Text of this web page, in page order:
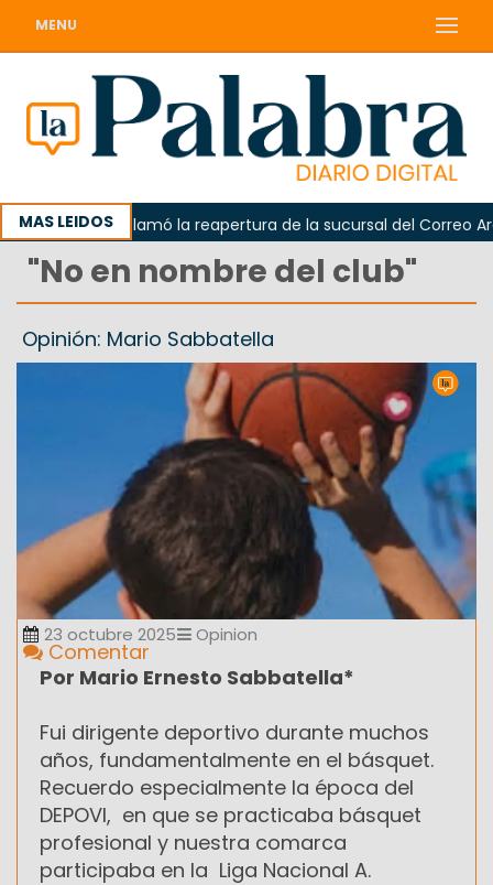
MENU
MAS LEIDOS
Odarda reclamó la reapertura de la sucursal del Correo
"No en nombre del club"
Opinión: Mario Sabbatella
23 octubre 2025 Opinion
Comentar
Por Mario Ernesto Sabbatella*
Fui dirigente deportivo durante muchos
años, fundamentalmente en el básquet.
Recuerdo especialmente la época del
DEPOVI, en que se practicaba básquet
profesional y nuestra comarca
participaba en la Liga Nacional A.